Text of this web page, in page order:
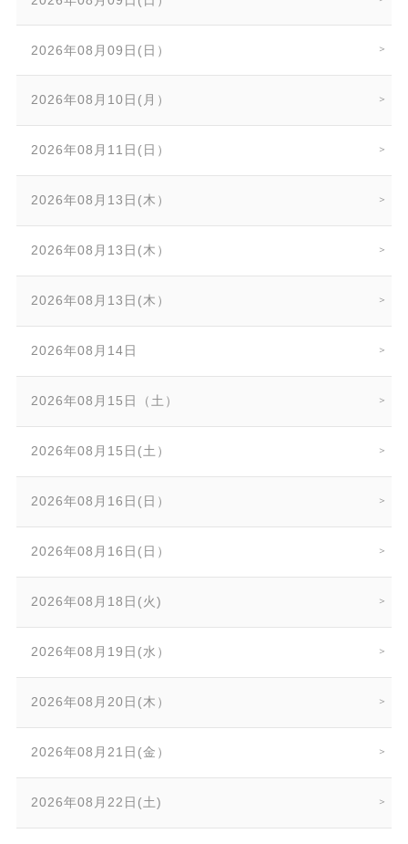
2026年08月09日(日）
2026年08月10日(月）
2026年08月11日(日）
2026年08月13日(木）
2026年08月13日(木）
2026年08月13日(木）
2026年08月14日
2026年08月15日（土）
2026年08月15日(土）
2026年08月16日(日）
2026年08月16日(日）
2026年08月18日(火)
2026年08月19日(水）
2026年08月20日(木）
2026年08月21日(金）
2026年08月22日(土)